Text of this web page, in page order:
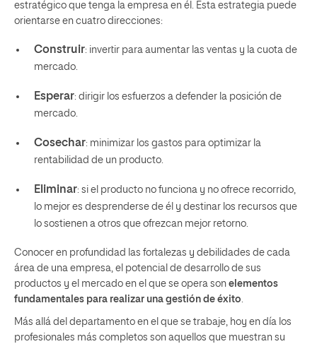
estratégico que tenga la empresa en él. Esta estrategia puede
orientarse en cuatro direcciones:
Construir: invertir para aumentar las ventas y la cuota de
mercado.
Esperar: dirigir los esfuerzos a defender la posición de
mercado.
Cosechar: minimizar los gastos para optimizar la
rentabilidad de un producto.
Eliminar: si el producto no funciona y no ofrece recorrido,
lo mejor es desprenderse de él y destinar los recursos que
lo sostienen a otros que ofrezcan mejor retorno.
Conocer en profundidad las fortalezas y debilidades de cada
área de una empresa, el potencial de desarrollo de sus
productos y el mercado en el que se opera son elementos
fundamentales para realizar una gestión de éxito.
Más allá del departamento en el que se trabaje, hoy en día los
profesionales más completos son aquellos que muestran su